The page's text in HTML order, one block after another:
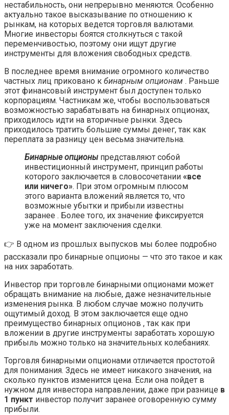
нестабильность, они непрерывно меняются. Особенно
актуально такое высказывание по отношению к
рынкам, на которых ведется торговля валютами.
Многие инвесторы боятся столкнуться с такой
переменчивостью, поэтому они ищут другие
инструменты для вложения свободных средств.
В последнее время внимание огромного количество
частных лиц приковано к бинарным опционам . Раньше
этот финансовый инструмент был доступен только
корпорациям. Частникам же, чтобы воспользоваться
возможностью зарабатывать на бинарных опционах,
приходилось идти на вторичные рынки. Здесь
приходилось тратить большие суммы денег, так как
переплата за разницу цен весьма значительна.
Бинарные опционы представляют собой
инвестиционный инструмент, принцип работы
которого заключается в словосочетании «все
или ничего». При этом огромным плюсом
этого варианта вложений является то, что
возможные убытки и прибыли известны
заранее . Более того, их значение фиксируется
уже на момент заключения сделки.
👉 В одном из прошлых выпусков мы более подробно
рассказали про бинарные опционы — что это такое и как
на них заработать.
Инвестор при торговле бинарными опционами может
обращать внимание на любые, даже незначительные
изменения рынка. В любом случае можно получить
ощутимый доход. В этом заключается еще одно
преимущество бинарных опционов , так как при
вложении в другие инструменты заработать хорошую
прибыль можно только на значительных колебаниях.
Торговля бинарными опционами отличается простотой
для понимания. Здесь не имеет никакого значения, на
сколько пунктов изменится цена. Если она пойдет в
нужном для инвестора направлении, даже при разнице в
1 пункт инвестор получит заранее оговоренную сумму
прибыли.